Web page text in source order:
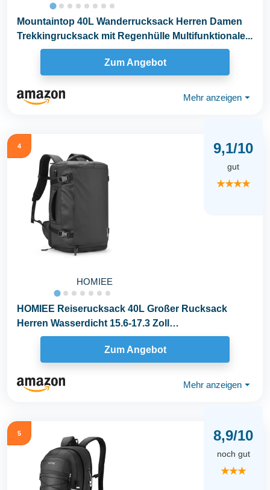
Mountaintop 40L Wanderrucksack Herren Damen
Trekkingrucksack mit Regenhülle Multifunktionale...
Zum Angebot
Mehr anzeigen ⏷
4
HOMIEE
9,1/10
gut
★★★★
HOMIEE Reiserucksack 40L Großer Rucksack
Herren Wasserdicht 15.6-17.3 Zoll
Laptoprucksack...
Zum Angebot
Mehr anzeigen ⏷
5 8,9/10
noch gut
★★★